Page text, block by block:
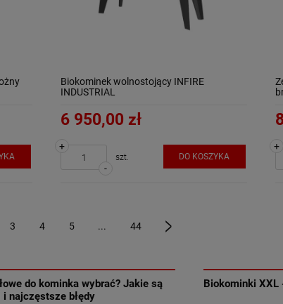
do kominka wybrać? Jakie są
najczęstsze błędy
Biokominki
Biokominek wolnostojący INFIRE
INDUSTRIAL
6 950,00 zł
-
+
szt. DO KOSZYKA
+
3 4 5 ... 44